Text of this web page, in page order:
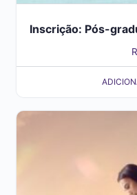
Inscrição: Pós-